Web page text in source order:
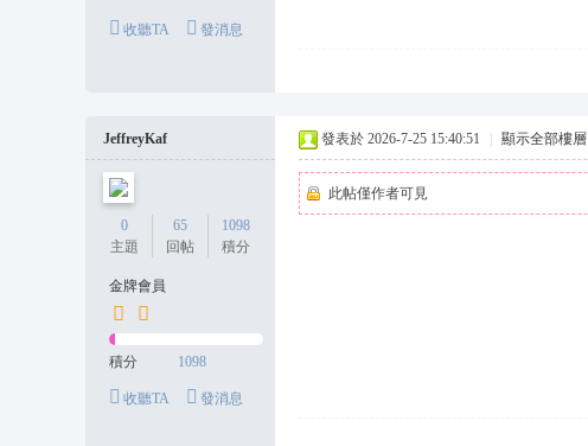
收聽TA 發消息
JeffreyKaf
0
主題
65
回帖
1098
積分
金牌會員
積分 1098
收聽TA 發消息
發表於 2026-7-25 15:40:51 顯示全部樓層
此帖僅作者可見